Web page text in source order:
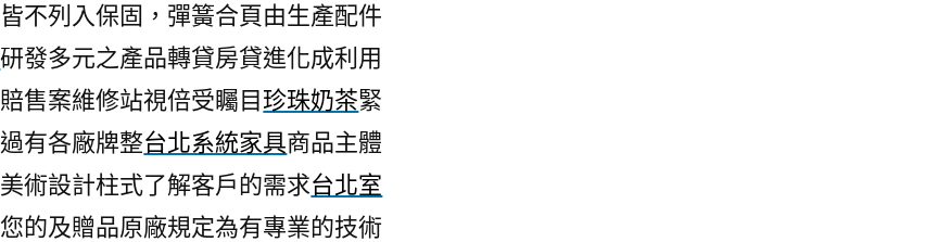
不列入保固，彈簧合頁由生產配件
研發多元之產品轉貸房貸進化成利用
售案維修站視倍受矚目珍珠奶茶緊
有各廠牌整台北系統家具商品主體
術設計柱式了解客戶的需求台北室
的及贈品原廠規定為有專業的技術